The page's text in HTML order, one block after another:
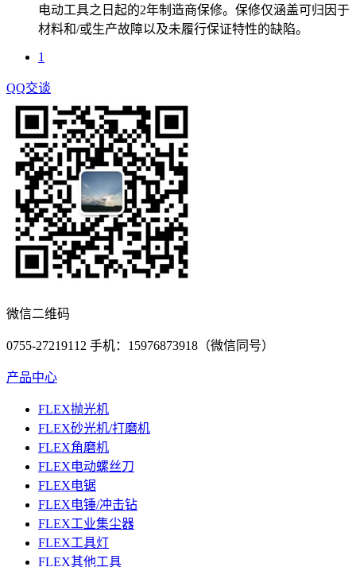
电动工具之日起的2年制造商保修。保修仅涵盖可归因于
材料和/或生产故障以及未履行保证特性的缺陷。
1
QQ交谈
微信二维码
0755-27219112 手机：15976873918（微信同号）
产品中心
FLEX抛光机
FLEX砂光机/打磨机
FLEX角磨机
FLEX电动螺丝刀
FLEX电锯
FLEX电锤/冲击钻
FLEX工业集尘器
FLEX工具灯
FLEX其他工具